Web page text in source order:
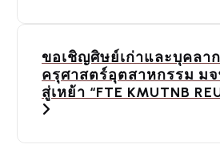
ขอเชิญศิษย์เก่าและบุคลา
ครุศาสตร์อุตสาหกรรม ม
สู่เหย้า “FTE KMUTNB